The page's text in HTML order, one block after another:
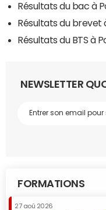
Résultats du bac à
Résultats du brevet
Résultats du BTS à
NEWSLETTER
FORMATIONS
27 aoû 2026